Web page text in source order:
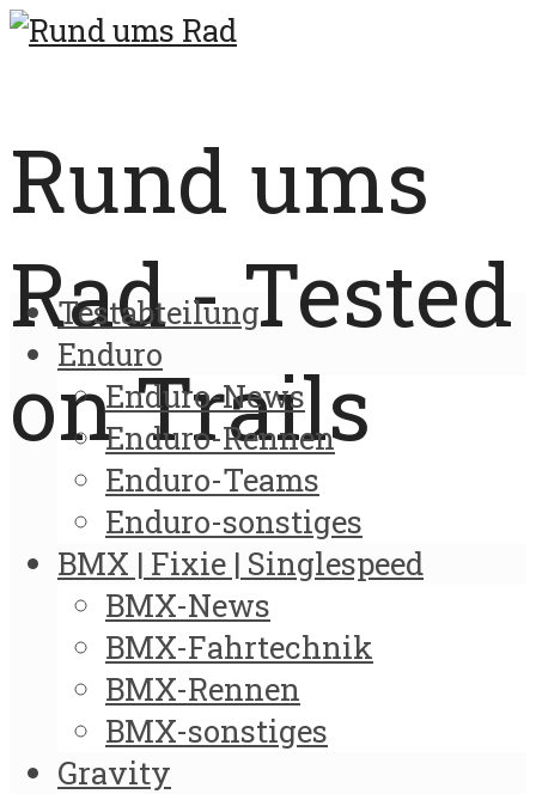
Rund ums
Rad - Tested
on Trails
Testabteilung
Enduro
Enduro-News
Enduro-Rennen
Enduro-Teams
Enduro-sonstiges
BMX | Fixie | Singlespeed
BMX-News
BMX-Fahrtechnik
BMX-Rennen
BMX-sonstiges
Gravity